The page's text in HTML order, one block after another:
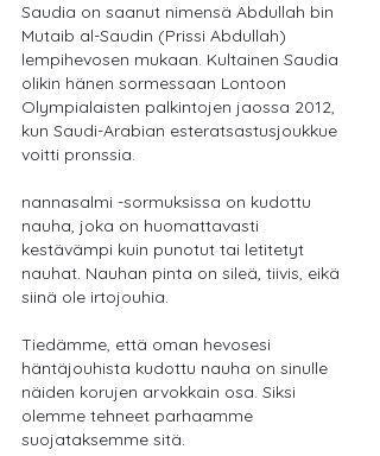
Saudia on saanut nimensä Abdullah bin
Mutaib al-Saudin (Prissi Abdullah)
lempihevosen mukaan. Kultainen Saudia
olikin hänen sormessaan Lontoon
Olympialaisten palkintojen jaossa 2012,
kun Saudi-Arabian esteratsastusjoukkue
voitti pronssia.
nannasalmi -sormuksissa on kudottu
nauha, joka on huomattavasti
kestävämpi kuin punotut tai letitetyt
nauhat. Nauhan pinta on sileä, tiivis, eikä
siinä ole irtojouhia.
Tiedämme, että oman hevosesi
häntäjouhista kudottu nauha on sinulle
näiden korujen arvokkain osa. Siksi
olemme tehneet parhaamme
suojataksemme sitä.